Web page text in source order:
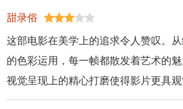
甜录俗
这部电影在美学上的追求令人赞叹。
的色彩运用，每一帧都散发着艺术的
视觉呈现上的精心打磨使得影片更具观